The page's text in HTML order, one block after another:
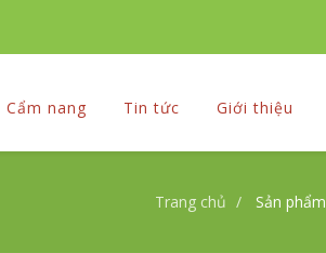
Cẩm nang Tin tức Giới thiệu
Trang chủ Sản phẩm